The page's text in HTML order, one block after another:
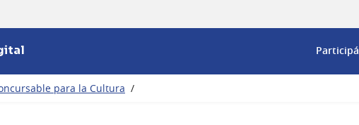
Participá
para la Cultura /